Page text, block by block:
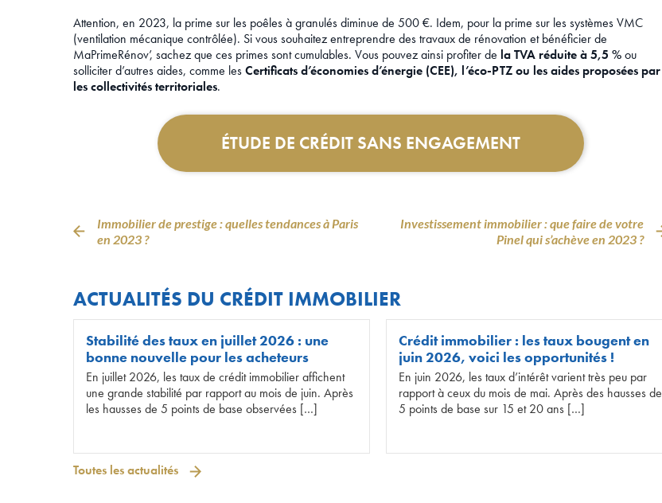
Attention, en 2023, la prime sur les poêles à granulés diminue de 500 €. Idem, pour la prime sur les systèmes VMC
(ventilation mécanique contrôlée). Si vous souhaitez entreprendre des travaux de rénovation et bénéficier de
MaPrimeRénov’, sachez que ces primes sont cumulables. Vous pouvez ainsi profiter de la TVA réduite à 5,5 %ou
solliciter d’autres aides, comme lesCertificats d’économies d’énergie (CEE), l’éco-PTZ ou les aides proposées par
les collectivités territoriales.
ÉTUDE DE CRÉDIT SANS ENGAGEMENT
Immobilier de prestige : quelles tendances à Paris
en 2023 ?
Investissement immobilier : que faire de votre
Pinel qui s’achève en 2023 ?
ACTUALITÉS DU CRÉDIT IMMOBILIER
Stabilité des taux en juillet 2026 : une
bonne nouvelle pour les acheteurs
En juillet 2026, les taux de crédit immobilier affichent
une grande stabilité par rapport au mois de juin. Après
les hausses de 5 points de base observées […]
Crédit immobilier : les taux bougent en
juin 2026, voici les opportunités !
En juin 2026, les taux d’intérêt varient très peu par
rapport à ceux du mois de mai. Après des hausses de
5 points de base sur 15 et 20 ans […]
Toutes les actualités